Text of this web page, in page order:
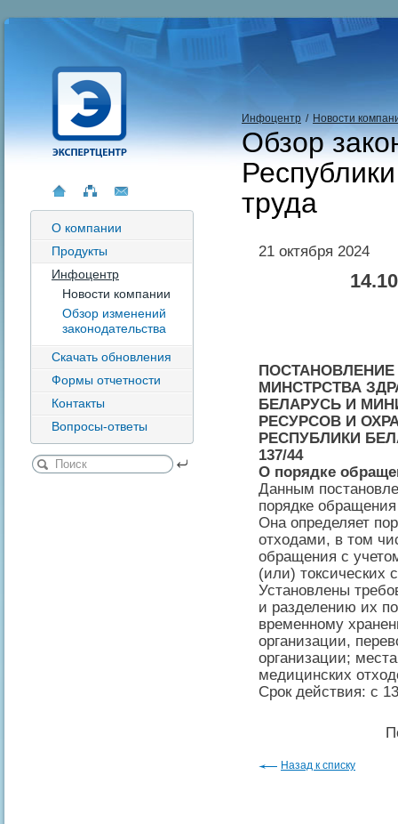
О компании
Продукты
Инфоцентр
Новости компании
Обзор изменений
законодательства
Скачать обновления
Формы отчетности
Контакты
Вопросы-ответы
Инфоцентр / Новости
Обзор
труда
21 октября 2024
ПОСТАНОВЛЕНИЕ
МИНСТРСТВА
БЕЛАРУСЬ И
РЕСУРСОВ И
РЕСПУБЛИКИ
137/44
О порядке
Данным
порядке
Она определяет
отходами, в том
обращения с
(или) токсических
Установлены
и разделению их
временному
организации,
организации;
медицинских
Срок действия: с
Назад к списку